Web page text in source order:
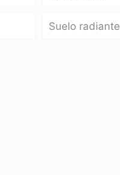
Suelo radiante